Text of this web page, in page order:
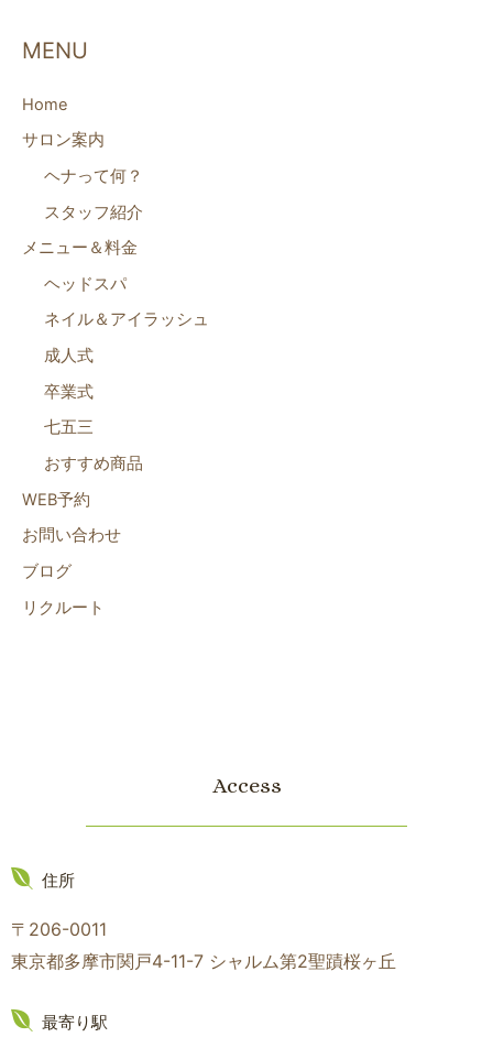
MENU
Home
サロン案内
ヘナって何？
スタッフ紹介
メニュー＆料金
ヘッドスパ
ネイル＆アイラッシュ
成人式
卒業式
七五三
おすすめ商品
WEB予約
お問い合わせ
ブログ
リクルート
Access
住所
〒206-0011
東京都多摩市関戸4-11-7 シャルム第2聖蹟桜ヶ丘
最寄り駅